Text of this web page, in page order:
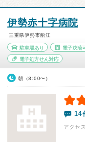
伊勢赤十字病院
三重県伊勢市船江
駐車場あり 電子決済
電子処方せん対応
朝（8:00〜）
14
アクセ